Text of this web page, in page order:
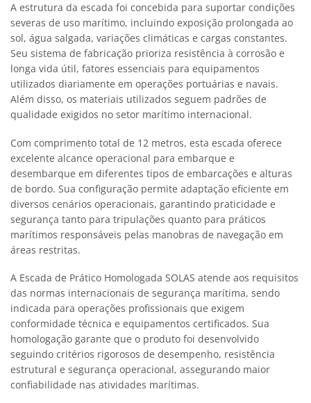
A estrutura da escada foi concebida para suportar condições
severas de uso marítimo, incluindo exposição prolongada ao
sol, água salgada, variações climáticas e cargas constantes.
Seu sistema de fabricação prioriza resistência à corrosão e
longa vida útil, fatores essenciais para equipamentos
utilizados diariamente em operações portuárias e navais.
Além disso, os materiais utilizados seguem padrões de
qualidade exigidos no setor marítimo internacional.
Com comprimento total de 12 metros, esta escada oferece
excelente alcance operacional para embarque e
desembarque em diferentes tipos de embarcações e alturas
de bordo. Sua configuração permite adaptação eficiente em
diversos cenários operacionais, garantindo praticidade e
segurança tanto para tripulações quanto para práticos
marítimos responsáveis pelas manobras de navegação em
áreas restritas.
A Escada de Prático Homologada SOLAS atende aos requisitos
das normas internacionais de segurança marítima, sendo
indicada para operações profissionais que exigem
conformidade técnica e equipamentos certificados. Sua
homologação garante que o produto foi desenvolvido
seguindo critérios rigorosos de desempenho, resistência
estrutural e segurança operacional, assegurando maior
confiabilidade nas atividades marítimas.